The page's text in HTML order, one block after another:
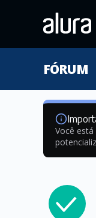
FÓRUM
Você